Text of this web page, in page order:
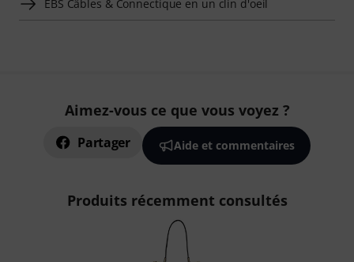
EBS Câbles & Connectique en un clin d'oeil
Aimez-vous ce que vous voyez ?
Partager Aide et commentaires
Produits récemment consultés